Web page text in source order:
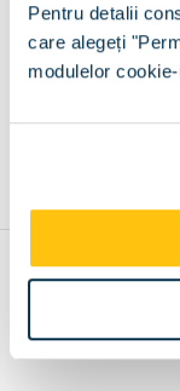
Pentru detalii
care alegeți
modulelor
(0)
Completeaza